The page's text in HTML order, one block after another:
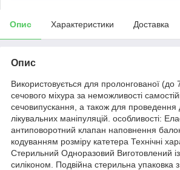
Опис Характеристики Доставка
Опис
Використовується для пролонгованої (до 7
сечового міхура за неможливості
сечовипускання, а також для проведення
лікувальних маніпуляцій. особливості:
антиповоротний клапан наповнення
кодуванням розміру катетера Технічні
Стерильний Одноразовий Виготовлений
силіконом. Подвійна стерильна упаковка